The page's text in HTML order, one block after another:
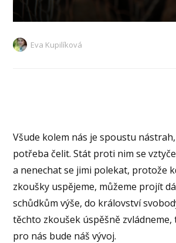
Eva Kupilíková
Všude kolem nás je spoustu
potřeba čelit. Stát proti nim se
a nenechat se jimi polekat, protože
zkoušky uspějeme, můžeme projít
schůdkům výše, do království
těchto zkoušek úspěšně
pro nás bude náš vývoj.